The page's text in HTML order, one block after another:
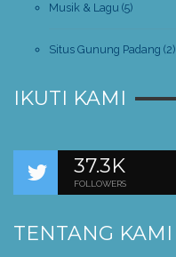
Musik & Lagu (5)
Situs Gunung Padang (2)
IKUTI KAMI
37.3K
FOLLOWERS
TENTANG KAMI